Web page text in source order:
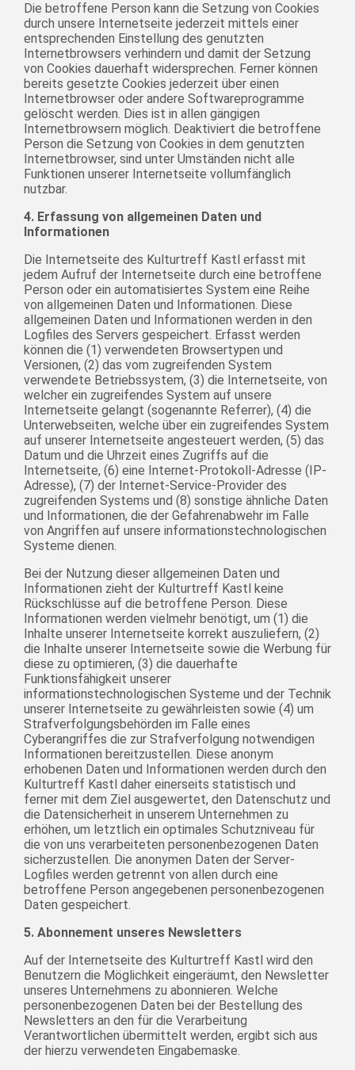
Die betroffene Person kann die Setzung von Cookies
durch unsere Internetseite jederzeit mittels einer
entsprechenden Einstellung des genutzten
Internetbrowsers verhindern und damit der Setzung
von Cookies dauerhaft widersprechen. Ferner können
bereits gesetzte Cookies jederzeit über einen
Internetbrowser oder andere Softwareprogramme
gelöscht werden. Dies ist in allen gängigen
Internetbrowsern möglich. Deaktiviert die betroffene
Person die Setzung von Cookies in dem genutzten
Internetbrowser, sind unter Umständen nicht alle
Funktionen unserer Internetseite vollumfänglich
nutzbar.
4. Erfassung von allgemeinen Daten und
Informationen
Die Internetseite des Kulturtreff Kastl erfasst mit
jedem Aufruf der Internetseite durch eine betroffene
Person oder ein automatisiertes System eine Reihe
von allgemeinen Daten und Informationen. Diese
allgemeinen Daten und Informationen werden in den
Logfiles des Servers gespeichert. Erfasst werden
können die (1) verwendeten Browsertypen und
Versionen, (2) das vom zugreifenden System
verwendete Betriebssystem, (3) die Internetseite, von
welcher ein zugreifendes System auf unsere
Internetseite gelangt (sogenannte Referrer), (4) die
Unterwebseiten, welche über ein zugreifendes System
auf unserer Internetseite angesteuert werden, (5) das
Datum und die Uhrzeit eines Zugriffs auf die
Internetseite, (6) eine Internet-Protokoll-Adresse (IP-
Adresse), (7) der Internet-Service-Provider des
zugreifenden Systems und (8) sonstige ähnliche Daten
und Informationen, die der Gefahrenabwehr im Falle
von Angriffen auf unsere informationstechnologischen
Systeme dienen.
Bei der Nutzung dieser allgemeinen Daten und
Informationen zieht der Kulturtreff Kastl keine
Rückschlüsse auf die betroffene Person. Diese
Informationen werden vielmehr benötigt, um (1) die
Inhalte unserer Internetseite korrekt auszuliefern, (2)
die Inhalte unserer Internetseite sowie die Werbung für
diese zu optimieren, (3) die dauerhafte
Funktionsfähigkeit unserer
informationstechnologischen Systeme und der Technik
unserer Internetseite zu gewährleisten sowie (4) um
Strafverfolgungsbehörden im Falle eines
Cyberangriffes die zur Strafverfolgung notwendigen
Informationen bereitzustellen. Diese anonym
erhobenen Daten und Informationen werden durch den
Kulturtreff Kastl daher einerseits statistisch und
ferner mit dem Ziel ausgewertet, den Datenschutz und
die Datensicherheit in unserem Unternehmen zu
erhöhen, um letztlich ein optimales Schutzniveau für
die von uns verarbeiteten personenbezogenen Daten
sicherzustellen. Die anonymen Daten der Server-
Logfiles werden getrennt von allen durch eine
betroffene Person angegebenen personenbezogenen
Daten gespeichert.
5. Abonnement unseres Newsletters
Auf der Internetseite des Kulturtreff Kastl wird den
Benutzern die Möglichkeit eingeräumt, den Newsletter
unseres Unternehmens zu abonnieren. Welche
personenbezogenen Daten bei der Bestellung des
Newsletters an den für die Verarbeitung
Verantwortlichen übermittelt werden, ergibt sich aus
der hierzu verwendeten Eingabemaske.